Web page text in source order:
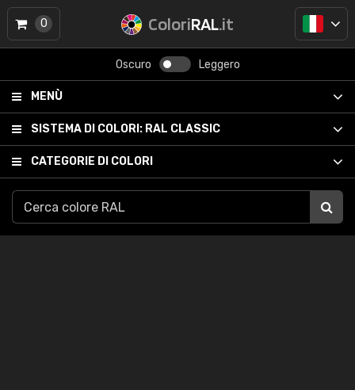
ColoriRAL.it
Oscuro Leggero
MENÙ
SISTEMA DI COLORI: RAL CLASSIC
CATEGORIE DI COLORI
0